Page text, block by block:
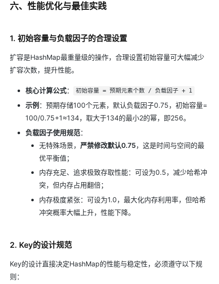
六、性能优化与最佳实践
1. 初始容量与负载因子的合理设置
扩容是HashMap最重量级的操作，合理设置初始容量可大幅减少
扩容次数，提升性能。
核心计算公式： 初始容量 = 预期元素个数 / 负载因子 + 1
示例 ：预期存储100个元素，默认负载因子0.75，初始容量=
100/0.75+1≈134，取大于134的最小2的幂，即256。
负载因子使用规范：
无特殊场景， 严禁修改默认0.75，这是时间与空间的最
优平衡值；
内存充足、追求极致存取性能：可设为0.5，减少哈希冲
突，但内存占用翻倍；
内存极度紧张：可设为1.0，最大化内存利用率，但哈希
冲突概率大幅上升，性能下降。
2. Key的设计规范
Key的设计直接决定HashMap的性能与稳定性，必须遵守以下规
则：